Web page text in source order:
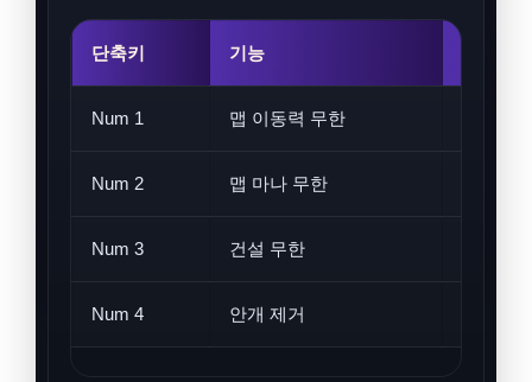
단축키 기능
Num 1 맵 이동력 무한
Num 2 맵 마나 무한
Num 3 건설 무한
Num 4 안개 제거